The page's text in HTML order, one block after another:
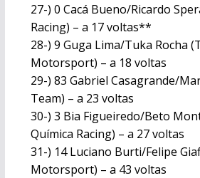
27-) 0 Cacá Bueno/Ricardo
Racing) – a 17 voltas**
28-) 9 Guga Lima/Tuka Rocha
Motorsport) – a 18 voltas
29-) 83 Gabriel Casagrande/
Team) – a 23 voltas
30-) 3 Bia Figueiredo/Beto
Química Racing) – a 27 voltas
31-) 14 Luciano Burti/Felipe
Motorsport) – a 43 voltas